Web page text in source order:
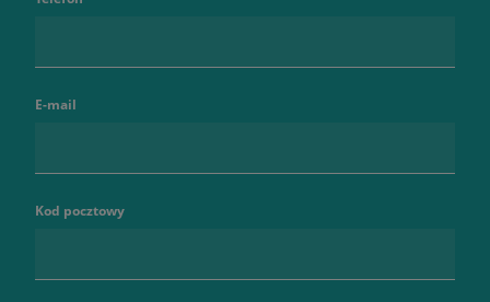
E-mail
Kod pocztowy